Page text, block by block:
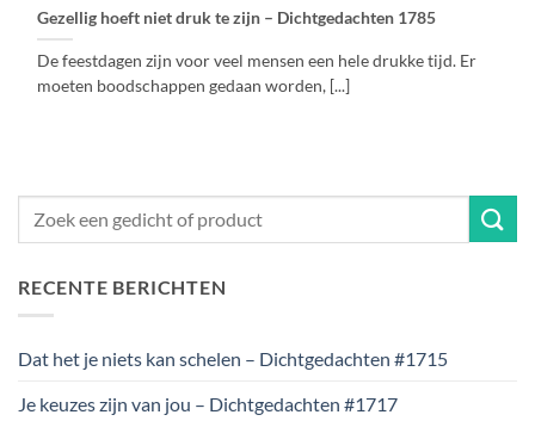
Gezellig hoeft niet druk te zijn – Dichtgedachten 1785
De feestdagen zijn voor veel mensen een hele drukke tijd. Er
moeten boodschappen gedaan worden, [...]
RECENTE BERICHTEN
Dat het je niets kan schelen – Dichtgedachten #1715
Je keuzes zijn van jou – Dichtgedachten #1717